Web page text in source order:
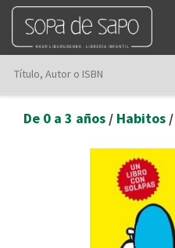
De 0 a 3 años / Habitos /